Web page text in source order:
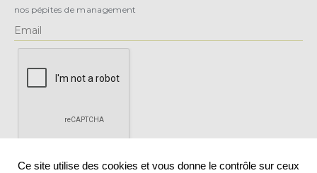
nos pépites de management
Ce site utilise des cookies et vous donne le contrôle sur ceux